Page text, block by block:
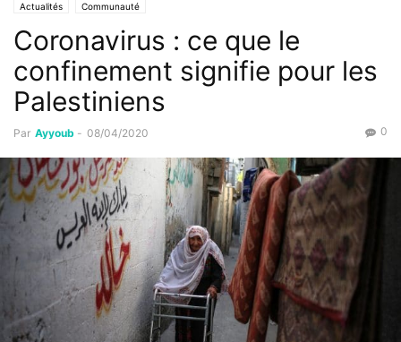
Actualités Communauté
Coronavirus : ce que le
confinement signifie pour les
Palestiniens
Par Ayyoub - 08/04/2020 0